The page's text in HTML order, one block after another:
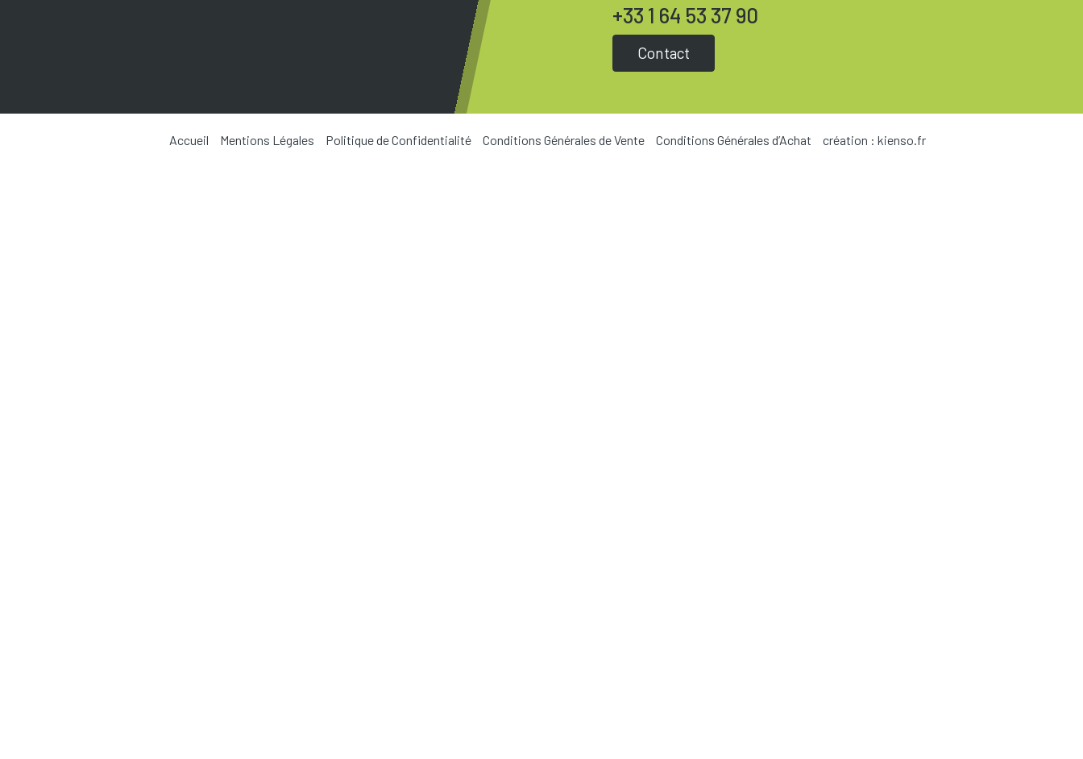
+33 1 64 53 37 90
Contact
Accueil Mentions Légales Politique de Confidentialité Conditions Générales de Vente Conditions Générales d’Achat création : kienso.fr